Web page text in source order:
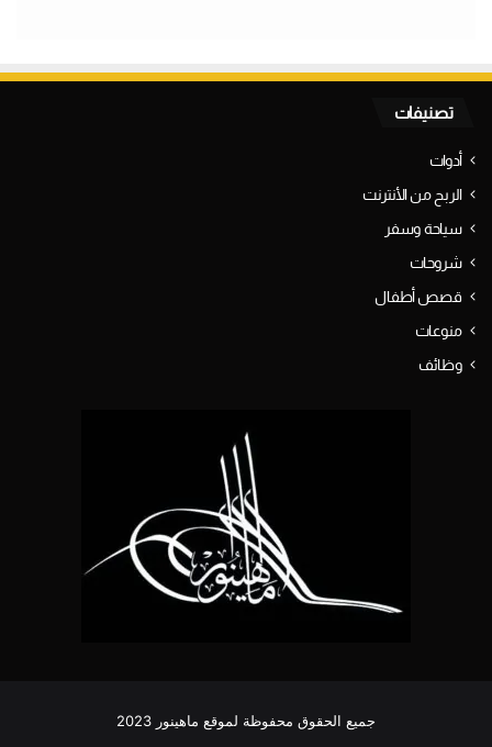
تصنيفات
أدوات
الربح من الأنترنت
سياحة وسفر
شروحات
قصص أطفال
منوعات
وظائف
جميع الحقوق محفوظة لموقع ماهينور 2023